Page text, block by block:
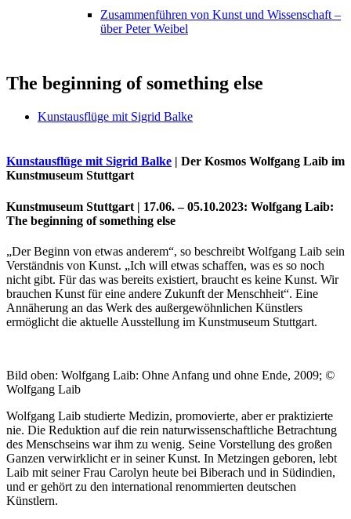
Zusammenführen von Kunst und Wissenschaft –
über Peter Weibel
Uli Rothfuss
The beginning of something else
Kunstausflüge mit Sigrid Balke
Kunstausflüge mit Sigrid Balke | Der Kosmos Wolfgang Laib im
Kunstmuseum Stuttgart
Kunstmuseum Stuttgart | 17.06. – 05.10.2023: Wolfgang Laib:
The beginning of something else
„Der Beginn von etwas anderem“, so beschreibt Wolfgang Laib sein
Verständnis von Kunst. „Ich will etwas schaffen, was es so noch
nicht gibt. Für das was bereits existiert, braucht es keine Kunst. Wir
brauchen Kunst für eine andere Zukunft der Menschheit“. Eine
Annäherung an das Werk des außergewöhnlichen Künstlers
ermöglicht die aktuelle Ausstellung im Kunstmuseum Stuttgart.
Bild oben: Wolfgang Laib: Ohne Anfang und ohne Ende, 2009; ©
Wolfgang Laib
Wolfgang Laib studierte Medizin, promovierte, aber er praktizierte
nie. Die Reduktion auf die rein naturwissenschaftliche Betrachtung
des Menschseins war ihm zu wenig. Seine Vorstellung des großen
Ganzen verwirklicht er in seiner Kunst. In Metzingen geboren, lebt
Laib mit seiner Frau Carolyn heute bei Biberach und in Südindien,
und er gehört zu den international renommierten deutschen
Künstlern.